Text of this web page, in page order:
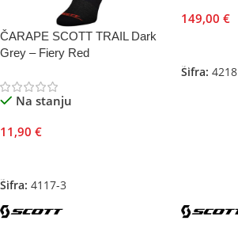
ČARAPE SCOTT TRAIL Dark
Grey – Fiery Red
Na stanju
11,90 €
Šifra: 4117-3
149,00 €
Šifra: 4218